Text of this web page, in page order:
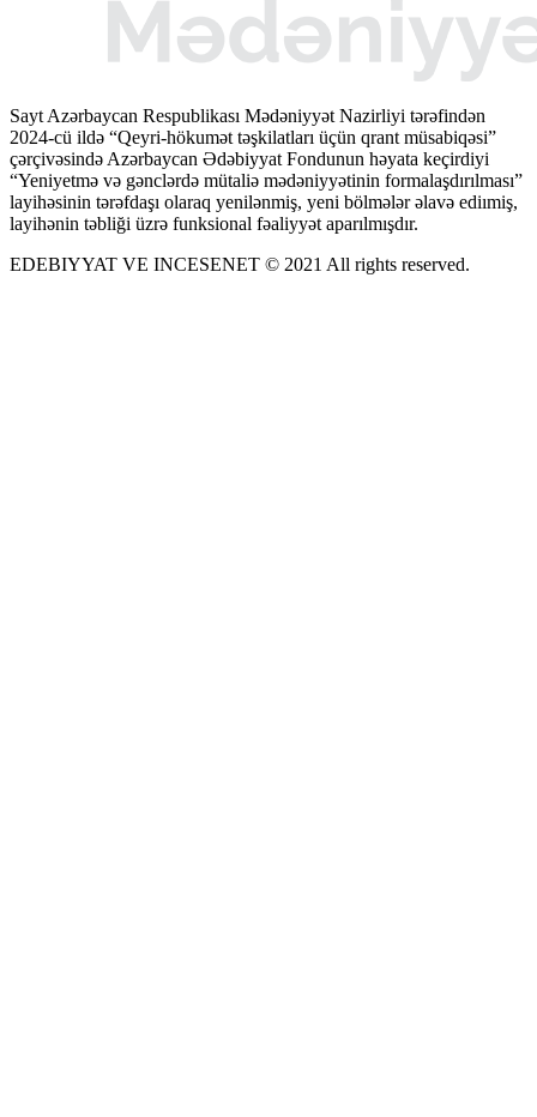
Sayt Azərbaycan Respublikası Mədəniyyət Nazirliyi tərəfindən
2024-cü ildə “Qeyri-hökumət təşkilatları üçün qrant müsabiqəsi”
çərçivəsində Azərbaycan Ədəbiyyat Fondunun həyata keçirdiyi
“Yeniyetmə və gənclərdə mütaliə mədəniyyətinin formalaşdırılması”
layihəsinin tərəfdaşı olaraq yenilənmiş, yeni bölmələr əlavə ediımiş,
layihənin təbliği üzrə funksional fəaliyyət aparılmışdır.
EDEBIYYAT VE INCESENET © 2021 All rights reserved.